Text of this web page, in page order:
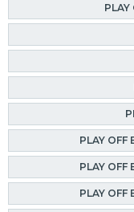
PLAY
PLAY OFF
PLAY OFF
PLAY OFF